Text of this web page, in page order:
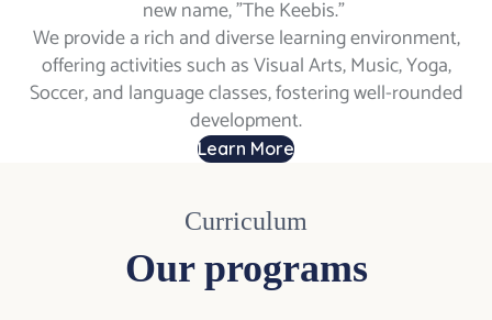
new name, "The Keebis."
We provide a rich and diverse learning environment,
offering activities such as Visual Arts, Music, Yoga,
Soccer, and language classes, fostering well-rounded
development.
Learn More
Curriculum
Our programs